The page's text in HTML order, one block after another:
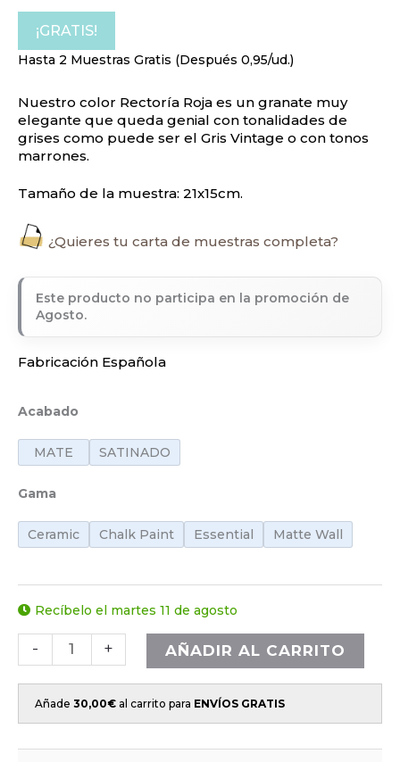
¡GRATIS!
Hasta 2 Muestras Gratis (Después 0,95/ud.)
Nuestro color Rectoría Roja es un granate muy
elegante que queda genial con tonalidades de
grises como puede ser el Gris Vintage o con tonos
marrones.
Tamaño de la muestra: 21x15cm.
¿Quieres tu carta de muestras completa?
Este producto no participa en la promoción de
Agosto.
Fabricación Española
Acabado
MATE SATINADO
Gama
Ceramic Chalk Paint Essential Matte Wall
Recíbelo el martes 11 de agosto
- + AÑADIR AL CARRITO
Añade 30,00€ al carrito para ENVÍOS GRATIS